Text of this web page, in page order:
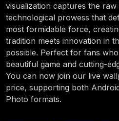
visualization captures the raw
technological prowess that
most formidable force,
tradition meets innovation in
possible. Perfect for fans
beautiful game and cutting-
You can now join our live
price, supporting both
Photo formats.